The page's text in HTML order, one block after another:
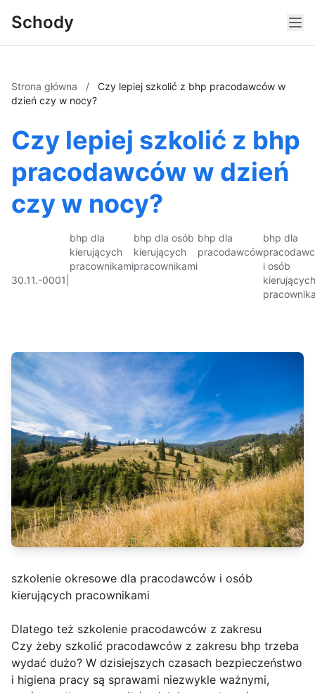
Schody
Strona główna /
Czy lepiej szkolić z bhp pracodawców w
dzień czy w nocy?
Czy lepiej szkolić z bhp
pracodawców w dzień
czy w nocy?
30.11.-0001
bhp dla
kierujących
pracownikami
bhp dla osób
kierujących
pracownikami
bhp dla
pracodawców
bhp dla
i osób
kierujących
szkolenie okresowe dla pracodawców i osób
kierujących pracownikami
Dlatego też szkolenie pracodawców z zakresu
Czy żeby szkolić pracodawców z zakresu bhp trzeba
wydać dużo? W dzisiejszych czasach bezpieczeństwo
i higiena pracy są sprawami niezwykle ważnymi,